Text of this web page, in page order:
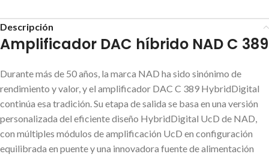
Descripción
Amplificador DAC híbrido NAD C 389
Durante más de 50 años, la marca NAD ha sido sinónimo de
rendimiento y valor, y el amplificador DAC C 389 HybridDigital
continúa esa tradición. Su etapa de salida se basa en una versión
personalizada del eficiente diseño HybridDigital UcD de NAD,
con múltiples módulos de amplificación UcD en configuración
equilibrada en puente y una innovadora fuente de alimentación